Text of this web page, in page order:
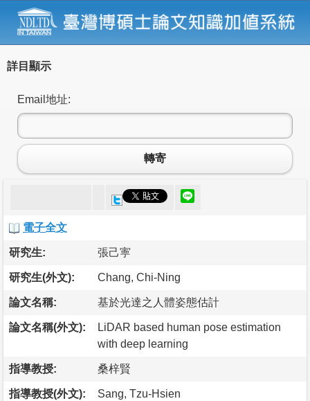
詳目顯示
Email地址:
轉寄
電子全文
研究生: 張己寕
研究生(外文): Chang, Chi-Ning
論文名稱: 基於光達之人體姿態估計
論文名稱(外文):
LiDAR based human pose estimation
with deep learning
指導教授: 桑梓賢
指導教授(外文): Sang, Tzu-Hsien